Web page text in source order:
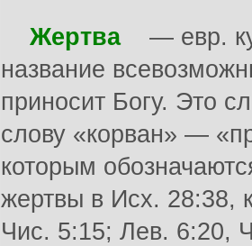
Жертва— евр.
название
приносит Богу. Это
слову «корван» —
которым
жертвы в Исх. 28:38,
Чис. 5:15; Лев. 6:20,